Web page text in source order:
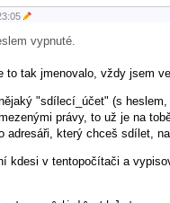
vypnuté.
to tak jmenovalo, vždy jsem
"sdílecí_účet" (s
právy, to už je na
adresáři, který chceš sdílet,
kdesi v tentopočítači a